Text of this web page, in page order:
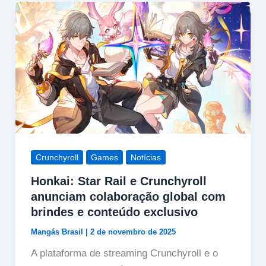
Crunchyroll Games Notícias
Honkai: Star Rail e Crunchyroll
anunciam colaboração global com
brindes e conteúdo exclusivo
Mangás Brasil 2 de novembro de 2025
A plataforma de streaming Crunchyroll e o